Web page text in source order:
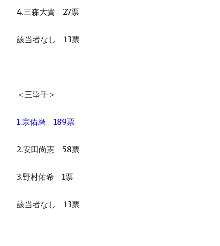
4.三森大貴 27票
該当者なし 13票
＜三塁手＞
1.宗佑磨 189票
2.安田尚憲 58票
3.野村佑希 1票
該当者なし 13票